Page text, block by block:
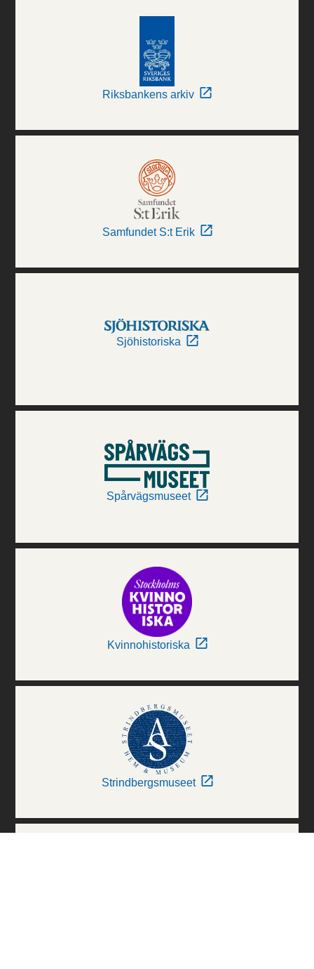
Riksbankens arkiv
Samfundet S:t Erik
Sjöhistoriska
Spårvägsmuseet
Kvinnohistoriska
Strindbergsmuseet